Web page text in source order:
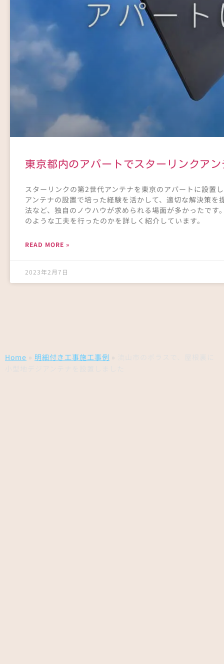
東京都内のアパートでスターリンクア
スターリンクの第2世代アンテナを東京のアパートに設置
アンテナの設置で培った経験を活かして、適切な解決策
法など、独自のノウハウが求められる場面が多かったで
のような工夫を行ったのかを詳しく紹介しています。
READ MORE »
2023年2月7日
Home » 明細付き工事施工事例 »